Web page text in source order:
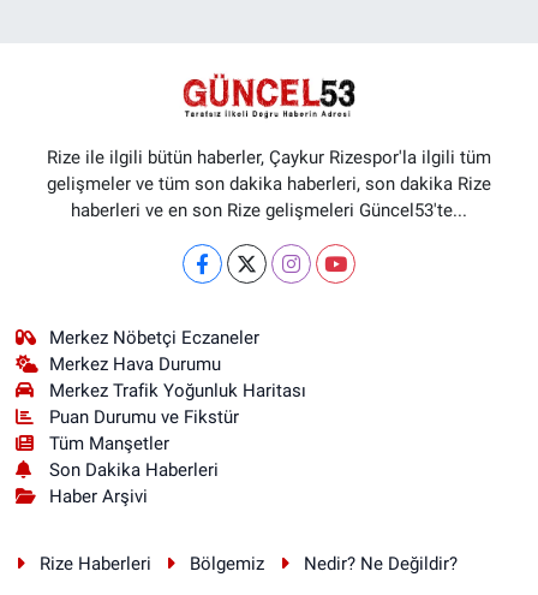
Rize ile ilgili bütün haberler, Çaykur Rizespor'la ilgili tüm
gelişmeler ve tüm son dakika haberleri, son dakika Rize
haberleri ve en son Rize gelişmeleri Güncel53'te...
Merkez Nöbetçi Eczaneler
Merkez Hava Durumu
Merkez Trafik Yoğunluk Haritası
Puan Durumu ve Fikstür
Tüm Manşetler
Son Dakika Haberleri
Haber Arşivi
Rize Haberleri Bölgemiz Nedir? Ne Değildir?